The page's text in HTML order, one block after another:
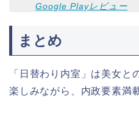
Google Playレビュー
まとめ
「日替わり内室」は美女と
楽しみながら、内政要素満